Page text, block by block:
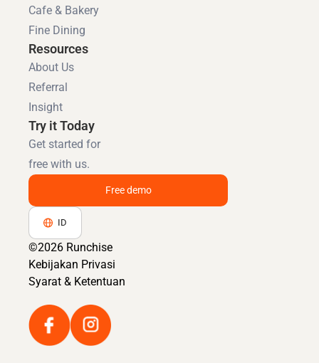
Cafe & Bakery
Fine Dining
Resources
About Us
Referral
Insight
Try it Today
Get started for
free with us.
Free demo
ID
©2026 Runchise
Kebijakan Privasi
Syarat & Ketentuan